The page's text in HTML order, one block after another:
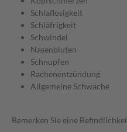
Schlaflosigkeit
Schläfrigkeit
Schwindel
Nasenbluten
Schnupfen
Rachenentzündung
Allgemeine Schwäche
Bemerken Sie eine